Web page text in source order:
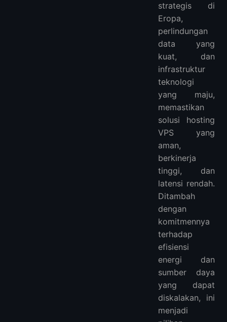
strategis di
Eropa,
perlindungan
data yang
kuat, dan
infrastruktur
teknologi
yang maju,
memastikan
solusi hosting
VPS yang
aman,
berkinerja
tinggi, dan
latensi rendah.
Ditambah
dengan
komitmennya
terhadap
efisiensi
energi dan
sumber daya
yang dapat
diskalakan, ini
menjadi